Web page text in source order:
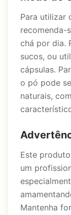
Para utilizar
recomenda-
chá por dia.
sucos, ou
cápsulas.
o pó pode
naturais,
Este
um
Mantenha